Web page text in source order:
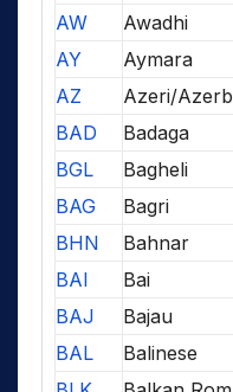
AW
Awadhi
AY
Aymara
AZ
Azeri/
BAD
Badaga
BGL
Bagheli
BAG
Bagri
BHN
Bahnar
BAI
Bai
BAJ
Bajau
BAL
Balinese